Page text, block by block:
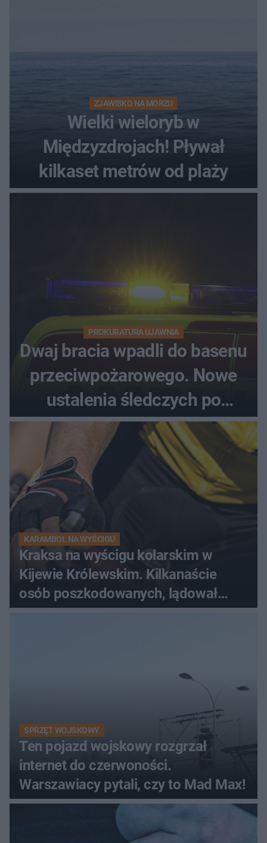
ZJAWISKO NA MORZU
Wielki wieloryb w
Międzyzdrojach! Pływał
kilkaset metrów od plaży
PROKURATURA UJAWNIA
Dwaj bracia wpadli do basenu
przeciwpożarowego. Nowe
ustalenia śledczych po
dramatycznej akcji
KARAMBOL NA WYŚCIGU
Kraksa na wyścigu kolarskim w
Kijewie Królewskim. Kilkanaście
osób poszkodowanych, lądował
śmigłowiec LPR
SPRZĘT WOJSKOWY
Ten pojazd wojskowy rozgrzał
internet do czerwoności.
Warszawiacy pytali, czy to Mad Max!